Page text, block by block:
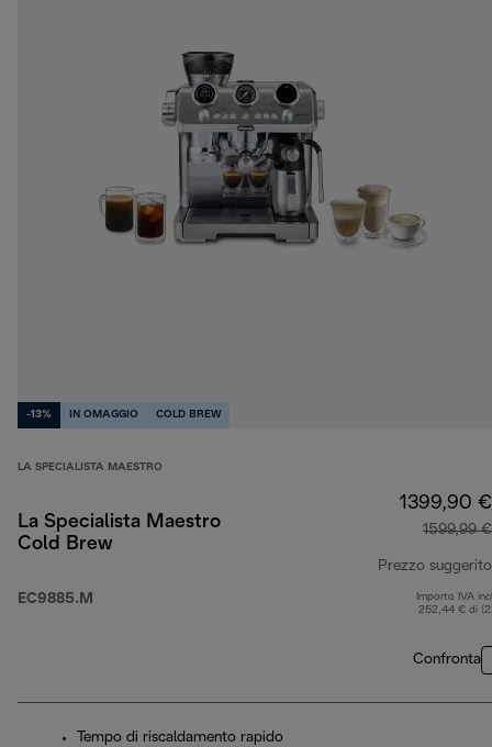
-13% IN OMAGGIO COLD BREW
LA SPECIALISTA MAESTRO
La Specialista Maestro
Cold Brew
EC9885.M
1399,90 €
1599,99 €
Prezzo suggerito
Importo IVA
252,44 € di
Confronta
Tempo di riscaldamento rapido